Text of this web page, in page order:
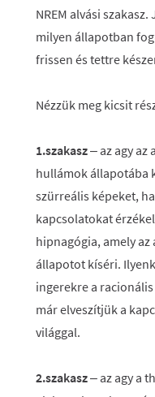
NREM alvási
milyen állapotban
frissen és tettre
Nézzük meg kicsit
1.szakasz– az agy
hullámok állapotába
szürreális képeket,
kapcsolatokat
hipnagógia, amely
állapotot kíséri.
ingerekre a
már elveszítjük a
világgal.
2.szakasz– az agy a